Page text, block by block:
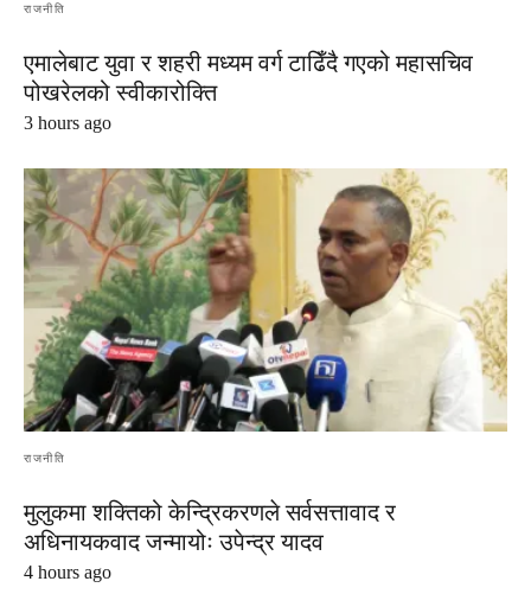
राजनीति
एमालेबाट युवा र शहरी मध्यम वर्ग टाढिँदै गएको महासचिव
पोखरेलको स्वीकारोक्ति
3 hours ago
राजनीति
मुलुकमा शक्तिको केन्द्रिकरणले सर्वसत्तावाद र
अधिनायकवाद जन्मायोः उपेन्द्र यादव
4 hours ago